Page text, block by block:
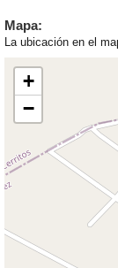
Mapa:
La ubicación en el
+
−